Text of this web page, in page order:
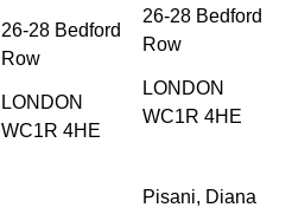
26-28 Bedford
Row
LONDON
WC1R 4HE
26-28 Bedford
Row
LONDON
WC1R 4HE
Pisani, Diana